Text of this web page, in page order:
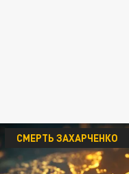
СМЕРТЬ ЗАХАРЧЕНКО